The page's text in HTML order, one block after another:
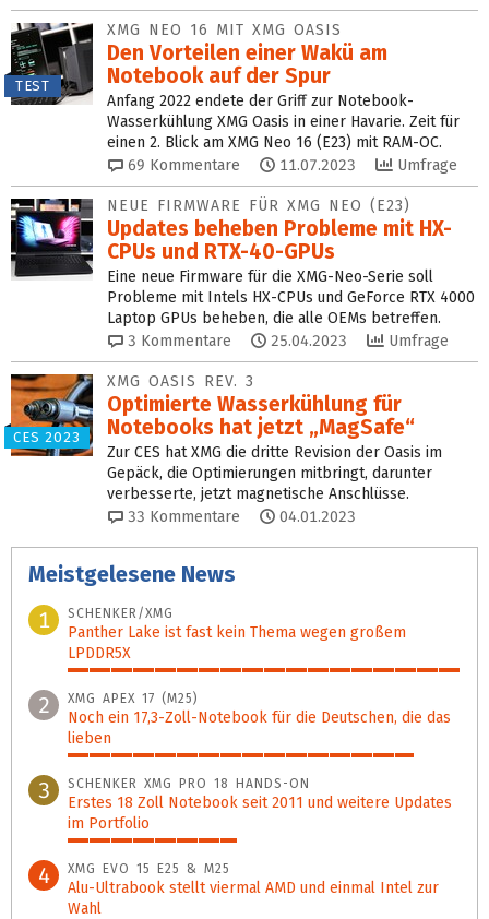
TEST
XMG NEO 16 MIT XMG OASIS
Den Vorteilen einer Wakü am
Notebook auf der Spur
Anfang 2022 endete der Griff zur Notebook-
Wasserkühlung XMG Oasis in einer Havarie. Zeit für
einen 2. Blick am XMG Neo 16 (E23) mit RAM-OC.
69 Kommentare 11.07.2023 Umfrage
NEUE FIRMWARE FÜR XMG NEO (E23)
Updates beheben Probleme mit HX-
CPUs und RTX-40-GPUs
Eine neue Firmware für die XMG-Neo-Serie soll
Probleme mit Intels HX-CPUs und GeForce RTX 4000
Laptop GPUs beheben, die alle OEMs betreffen.
3 Kommentare 25.04.2023 Umfrage
CES 2023
XMG OASIS REV. 3
Optimierte Wasserkühlung für
Notebooks hat jetzt „MagSafe“
Zur CES hat XMG die dritte Revision der Oasis im
Gepäck, die Optimierungen mitbringt, darunter
verbesserte, jetzt magnetische Anschlüsse.
33 Kommentare 04.01.2023
Meistgelesene News
1
SCHENKER/XMG
Panther Lake ist fast kein Thema wegen großem
LPDDR5X
100%
2 XMG APEX 17 (M25)
Noch ein 17,3-Zoll-Notebook für die Deutschen, die das
lieben
88%
3 SCHENKER XMG PRO 18 HANDS-ON
Erstes 18 Zoll Notebook seit 2011 und weitere Updates
im Portfolio
43%
4 XMG EVO 15 E25 & M25
Alu-Ultrabook stellt viermal AMD und einmal Intel zur
Wahl